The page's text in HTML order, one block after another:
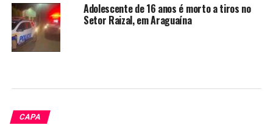
Adolescente de 16 anos é morto a tiros no
Setor Raizal, em Araguaína
CAPA